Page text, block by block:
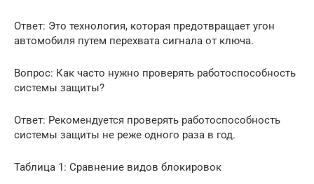
Ответ: Это технология, которая предотвращает угон
автомобиля путем перехвата сигнала от ключа.
Вопрос: Как часто нужно проверять работоспособность
системы защиты?
Ответ: Рекомендуется проверять работоспособность
системы защиты не реже одного раза в год.
Таблица 1: Сравнение видов блокировок